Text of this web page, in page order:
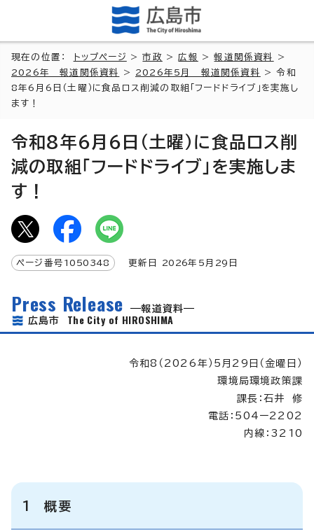
現在の位置： トップページ >市政 >広報 >報道関係資料
>
2026年 報道関係資料
> 2026年5月 報道関係資料
> 令和
8年6月6日（土曜）に食品ロス削減の取組「フードドライブ」を実施し
ます！
令和8年6月6日（土曜）に食品ロス削
減の取組「フードドライブ」を実施しま
す！
ページ番号 1050348 更新日 2026年5月 29 日
Press Release
報道資料
広島市 The City of HIROSHIMA
令和8（2026年）5月29日（金曜日）
環境局環境政策課
課長：石井 修
電話：504ー2202
内線：3210
1 概要